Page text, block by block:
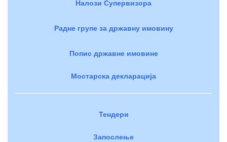
Налози Супервизора
Радне групе за државну имовину
Попис државне имовине
Мостарска декларација
Тендери
Запослење